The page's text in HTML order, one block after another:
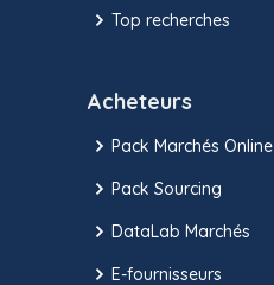
Top recherches
Acheteurs
Pack Marchés Online
Pack Sourcing
DataLab Marchés
E-fournisseurs